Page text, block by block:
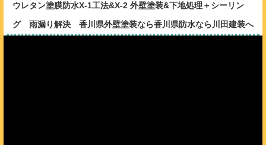
ウレタン塗膜防水X-1工法&X-2 外壁塗装&下地処理＋シーリン
グ 雨漏り解決 香川県外壁塗装なら香川県防水なら川田建装へ